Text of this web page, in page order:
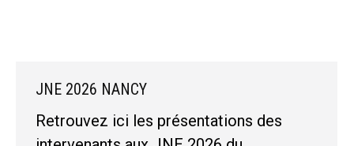
JNE 2026 NANCY
Retrouvez ici les présentations des